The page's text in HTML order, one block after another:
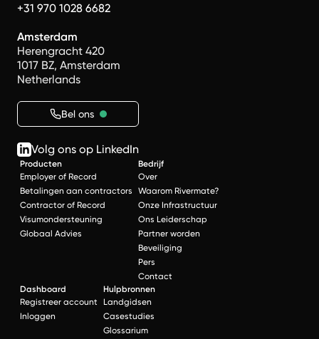
+31 970 1028 6682
Amsterdam
Herengracht 420
1017 BZ, Amsterdam
Netherlands
Bel ons
Volg ons op LinkedIn
Producten
Employer of Record
Betalingen aan contractors
Contractor of Record
Visumondersteuning
Globaal Advies
Bedrijf
Over
Waarom Rivermate?
Onze Infrastructuur
Ons Leiderschap
Partner worden
Beveiliging
Pers
Contact
Dashboard
Registreer account
Inloggen
Hulpbronnen
Landgidsen
Casestudies
Glossarium